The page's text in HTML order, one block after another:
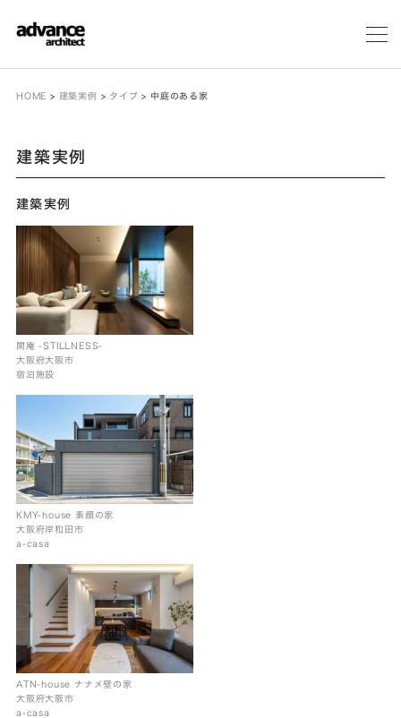
メ
HOME > 建築実例 > タイプ > 中庭のある家
建築実例
建築実例
閑庵 -STILLNESS-
大阪府大阪市
宿泊施設
KMY-house 素顔の家
大阪府岸和田市
a-casa
ATN-house ナナメ壁の家
大阪府大阪市
a-casa